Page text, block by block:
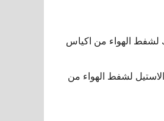
لشفط الهواء من اكياس
لشفط الهواء من